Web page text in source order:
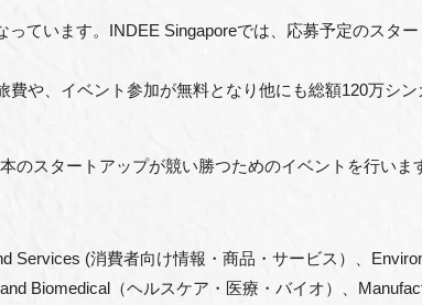
ています。INDEE Singaporeでは、応募予定のスタ
費や、イベント参加が無料となり他にも総額120万シ
のスタートアップが競い勝つためのイベントを行いま
Services (消費者向け情報・商品・サービス）、
Biomedical（ヘルスケア・医療・バイオ）、